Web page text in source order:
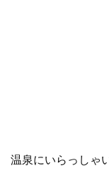
温泉にいらっしゃ